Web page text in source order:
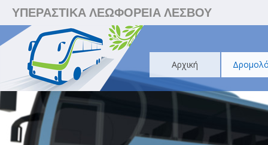
ΥΠΕΡΑΣΤΙΚΑ ΛΕΩΦΟΡΕΙΑ ΛΕΣΒΟΥ
Αρχική